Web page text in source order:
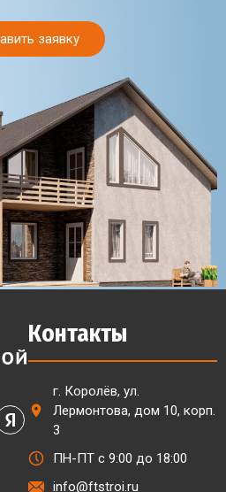
заявку
Контакты
г. Королёв, ул.
Лермонтова, дом 10, корп.
3
ПН-ПТ с 9:00 до 18:00
info@ftstroi.ru